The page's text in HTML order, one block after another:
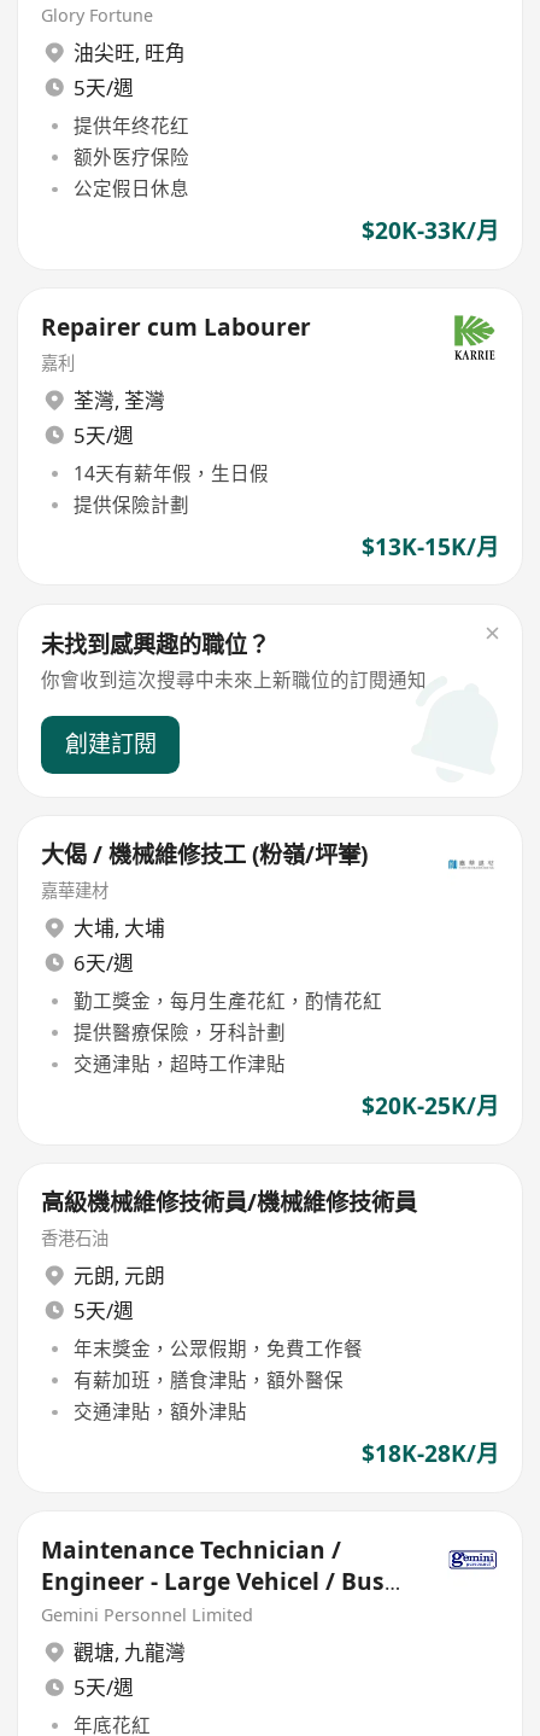
Glory Fortune
油尖旺, 旺角
5天/週
提供年终花红
额外医疗保险
公定假日休息
$20K-33K/月
Repairer cum Labourer
嘉利
荃灣, 荃灣
5天/週
14天有薪年假，生日假
提供保險計劃
$13K-15K/月
未找到感興趣的職位？
你會收到這次搜尋中未來上新職位的訂閱通知
創建訂閱
大偈 / 機械維修技工 (粉嶺/坪輋)
嘉華建材
大埔, 大埔
6天/週
勤工獎金，每月生產花紅，酌情花紅
提供醫療保險，牙科計劃
交通津貼，超時工作津貼
$20K-25K/月
高級機械維修技術員/機械維修技術員
香港石油
元朗, 元朗
5天/週
年末獎金，公眾假期，免費工作餐
有薪加班，膳食津貼，額外醫保
交通津貼，額外津貼
$18K-28K/月
Maintenance Technician /
Engineer - Large Vehicel / Bus
(30- 45 K, 5-day)
Gemini Personnel Limited
觀塘, 九龍灣
5天/週
年底花紅